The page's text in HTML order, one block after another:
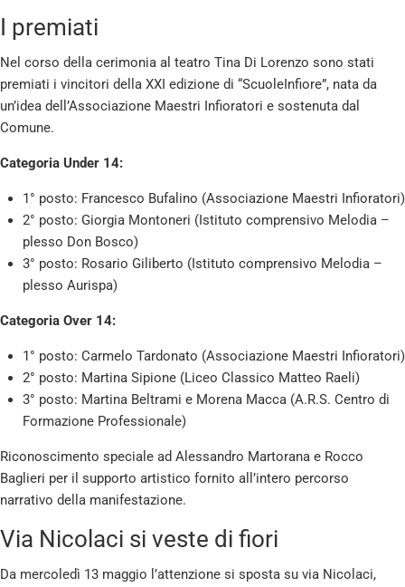
I premiati
Nel corso della cerimonia al teatro Tina Di Lorenzo sono stati
premiati i vincitori della XXI edizione di “ScuoleInfiore”, nata da
un’idea dell’Associazione Maestri Infioratori e sostenuta dal
Comune.
Categoria Under 14:
1° posto: Francesco Bufalino (Associazione Maestri Infioratori)
2° posto: Giorgia Montoneri (Istituto comprensivo Melodia –
plesso Don Bosco)
3° posto: Rosario Giliberto (Istituto comprensivo Melodia –
plesso Aurispa)
Categoria Over 14:
1° posto: Carmelo Tardonato (Associazione Maestri Infioratori)
2° posto: Martina Sipione (Liceo Classico Matteo Raeli)
3° posto: Martina Beltrami e Morena Macca (A.R.S. Centro di
Formazione Professionale)
Riconoscimento speciale ad Alessandro Martorana e Rocco
Baglieri per il supporto artistico fornito all’intero percorso
narrativo della manifestazione.
Via Nicolaci si veste di fiori
Da mercoledì 13 maggio l’attenzione si sposta su via Nicolaci,